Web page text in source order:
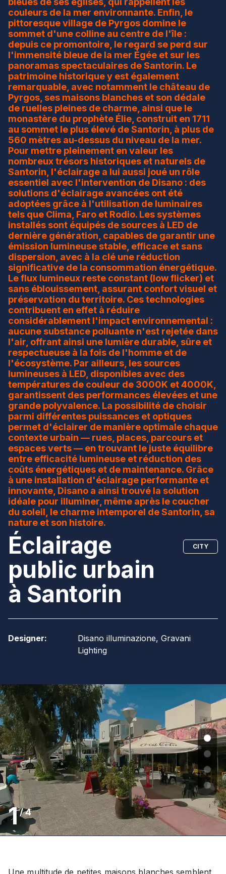
couleurs de la mer environnante. Enfin, le
pittoresque village de Pyrgos domine le
sommet d'une colline au centre de l'île :
depuis ce promontoire, le regard se perd sur
l'immensité bleue de la mer Égée et sur les
panoramas spectaculaires de Santorin. Le
patrimoine historique y est également
remarquable, avec notamment le château de
Pyrgos, ses maisons blanches et son dédale
de ruelles pleines de charme, ainsi que le
monastère du prophète Élie, construit en 1711
au sommet le plus élevé de Santorin, à plus de
560 mètres au-dessus du niveau de la mer.
Pour mettre pleinement en valeur les
nombreux trésors historiques et naturels de
Santorin, l'éclairage a lui aussi joué un rôle
essentiel avec l'intervention de Disano : des
solutions d'éclairage avancées ont été
adoptées grâce à l'utilisation de luminaires
tels que Clima, Faro et Rodio. Les systèmes
installés sont équipés de sources à LED de
dernière génération, capables de garantir une
émission lumineuse stable, efficace et sans
dispersion, avec à la clé une réduction
significative de la consommation énergétique.
Le flux lumineux reste constant (low flicker) et
sans éblouissement, assurant confort visuel et
préservation du territoire. Ces technologies
contribuent en effet à réduire
considérablement l'impact environnemental :
aucune substance polluante n'est rejetée dans
l'air, offrant ainsi une lumière durable, sûre et
respectueuse à la fois de l'homme et de
l'écosystème. Par ailleurs, les sources
lumineuses à LED, disponibles avec des
températures de couleur de 3000K et 4000K,
garantissent des performances élevées et une
grande polyvalence. La possibilité de choisir
parmi différentes puissances et optiques
permet d'éclairer de manière optimale chaque
contexte urbain — rues, places, parcours et
espaces verts — en trouvant le juste équilibre
entre efficacité lumineuse et réduction des
coûts énergétiques et de maintenance. Grâce
à une installation d'éclairage performante et
innovante, Disano a ainsi trouvé la solution
idéale pour illuminer, même après le coucher
du soleil, le charme intemporel de Santorin, sa
nature et son histoire.
Éclairage
public urbain
à Santorin
CITY
Designer:
Disano illuminazione, Gravani
Lighting
1/4
Une multitude de petites maisons blanches semblent